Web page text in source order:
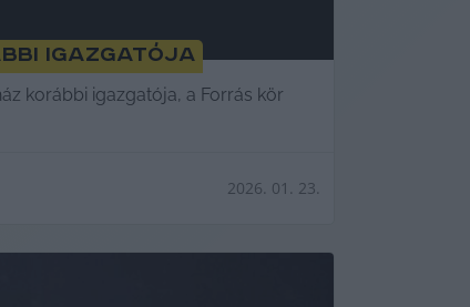
igazgatója
korábbi igazgatója, a Forrás kör
2026. 01. 23.